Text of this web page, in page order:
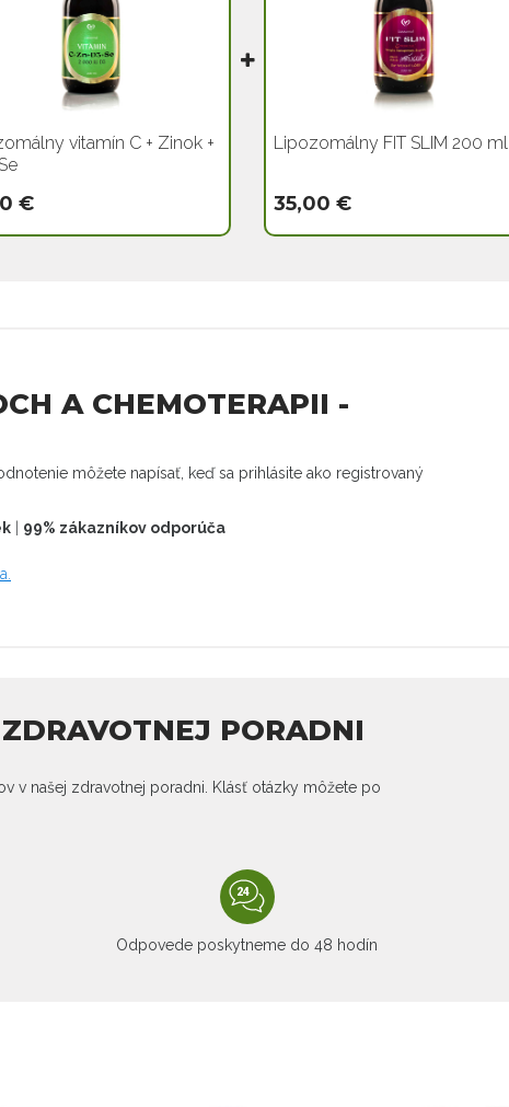
vitamín C + Zinok +
€
Lipozomálny FIT SLIM 200 ml
35,00 €
A CHEMOTERAPII -
môžete napísať, keď sa prihlásite ako registrovaný
99% zákazníkov odporúča
PORADNI
v našej zdravotnej poradni. Klásť otázky môžete po
Odpovede poskytneme do 48 hodín